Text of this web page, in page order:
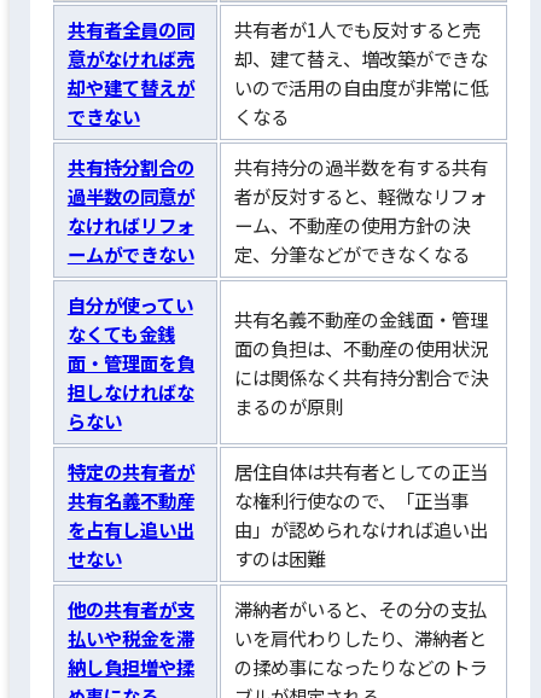
共有者全員の同
意がなければ売
却や建て替えが
できない
共有者が1人でも反対すると売
却、建て替え、増改築ができな
いので活用の自由度が非常に低
くなる
共有持分割合の
過半数の同意が
なければリフォ
ームができない
共有持分の過半数を有する共有
者が反対すると、軽微なリフォ
ーム、不動産の使用方針の決
定、分筆などができなくなる
自分が使ってい
なくても金銭
面・管理面を負
担しなければな
らない
共有名義不動産の金銭面・管理
面の負担は、不動産の使用状況
には関係なく共有持分割合で決
まるのが原則
特定の共有者が
共有名義不動産
を占有し追い出
せない
居住自体は共有者としての正当
な権利行使なので、「正当事
由」が認められなければ追い出
すのは困難
他の共有者が支
払いや税金を滞
納し負担増や揉
滞納者がいると、その分の支払
いを肩代わりしたり、滞納者と
の揉め事になったりなどのトラ